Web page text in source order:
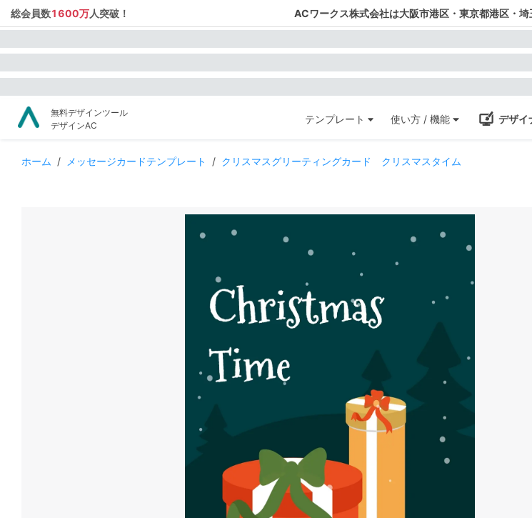
総会員数1600万人突破！ ACワークス株式会社は大阪市港区・東京都港区・
無料デザインツール
デザインAC
テンプレート 使い方 / 機能 デザイ
ホーム / メッセージカードテンプレート / クリスマスグリーティングカード クリスマスタイム